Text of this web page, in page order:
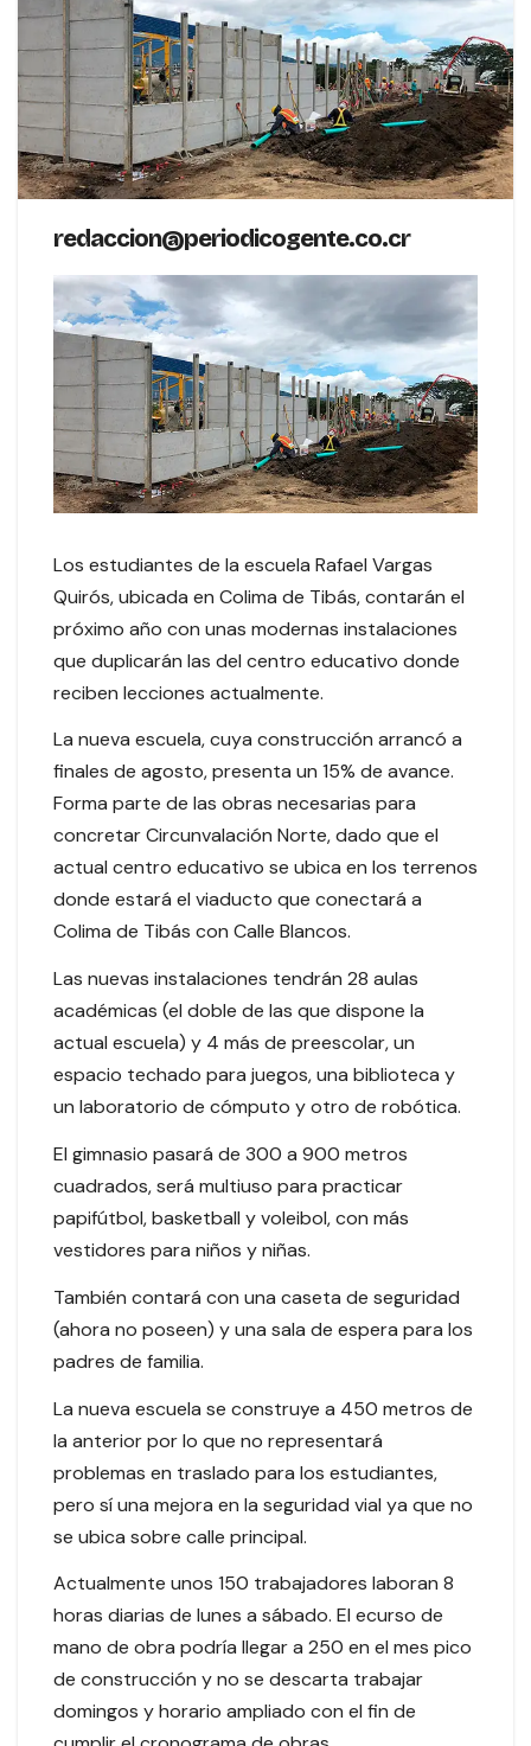
redaccion@periodicogente.co.cr
Los estudiantes de la escuela Rafael Vargas
Quirós, ubicada en Colima de Tibás, contarán el
próximo año con unas modernas instalaciones
que duplicarán las del centro educativo donde
reciben lecciones actualmente.
La nueva escuela, cuya construcción arrancó a
finales de agosto, presenta un 15% de avance.
Forma parte de las obras necesarias para
concretar Circunvalación Norte, dado que el
actual centro educativo se ubica en los terrenos
donde estará el viaducto que conectará a
Colima de Tibás con Calle Blancos.
Las nuevas instalaciones tendrán 28 aulas
académicas (el doble de las que dispone la
actual escuela) y 4 más de preescolar, un
espacio techado para juegos, una biblioteca y
un laboratorio de cómputo y otro de robótica.
El gimnasio pasará de 300 a 900 metros
cuadrados, será multiuso para practicar
papifútbol, basketball y voleibol, con más
vestidores para niños y niñas.
También contará con una caseta de seguridad
(ahora no poseen) y una sala de espera para los
padres de familia.
La nueva escuela se construye a 450 metros de
la anterior por lo que no representará
problemas en traslado para los estudiantes,
pero sí una mejora en la seguridad vial ya que no
se ubica sobre calle principal.
Actualmente unos 150 trabajadores laboran 8
horas diarias de lunes a sábado. El ecurso de
mano de obra podría llegar a 250 en el mes pico
de construcción y no se descarta trabajar
domingos y horario ampliado con el fin de